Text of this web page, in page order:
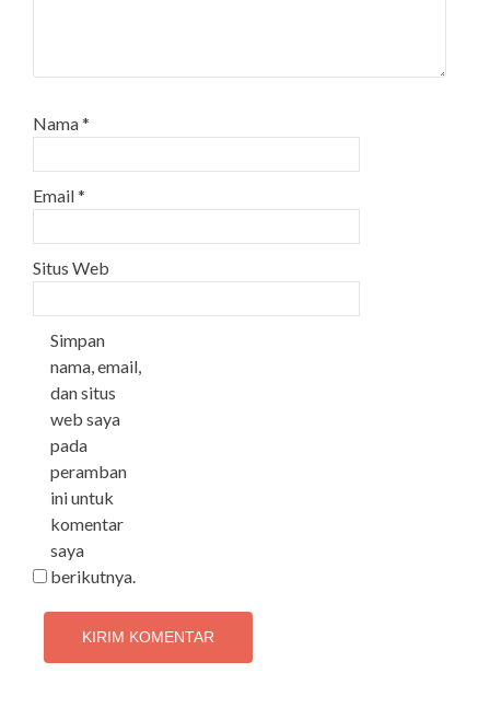
Nama*
Email*
Situs Web
Simpan
nama, email,
dan situs
web saya
pada
peramban
ini untuk
komentar
saya
berikutnya.